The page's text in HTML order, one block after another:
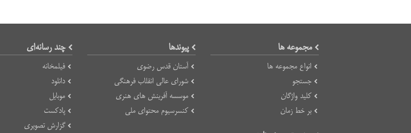
مجموعه ها
انواع مجموعه ها
جستجو
کلید واژگان
بر خط زمان
پیوند‌ها
آستان قدس رضوی
شورای عالی انقلاب فرهنگی
موسسه آفرینش های هنری
کنسرسیوم محتوای ملی
چند رسانه‌ای
فیلمخانه
دانلود
موبایل
پادکست
گزارش تصویری